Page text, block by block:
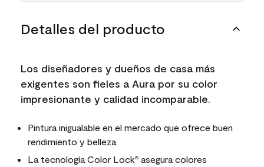
Detalles del producto
Los diseñadores y dueños de casa más
exigentes son fieles a Aura por su color
impresionante y calidad incomparable.
Pintura inigualable en el mercado que ofrece buen
rendimiento y belleza
La tecnología Color Lock® asegura colores